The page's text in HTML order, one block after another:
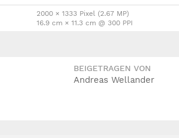
2000 × 1333 Pixel (2.67 MP)
16.9 cm × 11.3 cm @ 300 PPI
BEIGETRAGEN VON
Andreas Wellander